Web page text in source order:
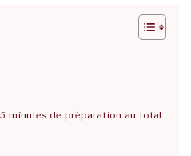
minutes de préparation au total